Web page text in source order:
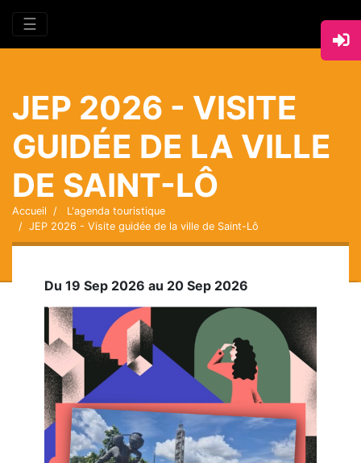
☰
JEP 2026 - VISITE
GUIDÉE DE LA VILLE
DE SAINT-LÔ
Accueil
L'agenda touristique
JEP 2026 - Visite guidée de la ville de Saint-Lô
Du 19 Sep 2026 au 20 Sep 2026